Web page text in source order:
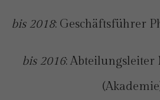
bis 2018: Geschäftsführer
bis 2016: